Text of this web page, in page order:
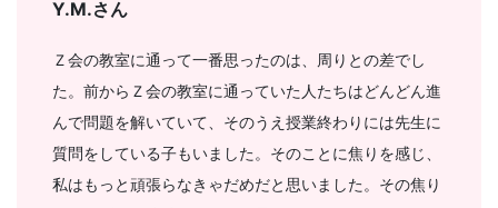
Y.M.さん
Ｚ会の教室に通って一番思ったのは、周りとの差でし
た。前からＺ会の教室に通っていた人たちはどんどん進
んで問題を解いていて、そのうえ授業終わりには先生に
質問をしている子もいました。そのことに焦りを感じ、
私はもっと頑張らなきゃだめだと思いました。その焦り